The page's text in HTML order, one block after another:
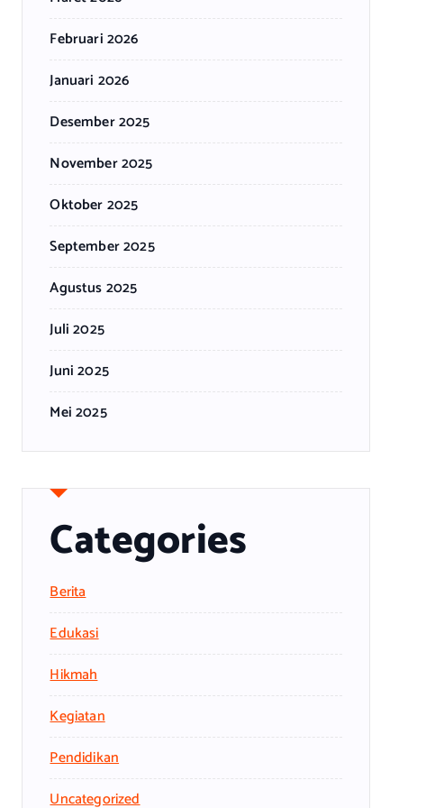
Februari 2026
Januari 2026
Desember 2025
November 2025
Oktober 2025
September 2025
Agustus 2025
Juli 2025
Juni 2025
Mei 2025
Categories
Berita
Edukasi
Hikmah
Kegiatan
Pendidikan
Uncategorized